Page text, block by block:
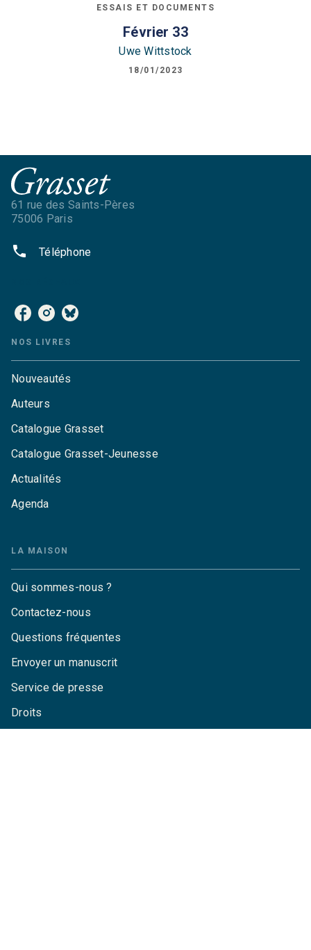
ESSAIS ET DOCUMENTS
Février 33
Uwe Wittstock
18/01/2023
61 rue des Saints-Pères
75006 Paris
phone Téléphone
NOS LIVRES
Nouveautés
Auteurs
Catalogue Grasset
Catalogue Grasset-Jeunesse
Actualités
Agenda
LA MAISON
Qui sommes-nous ?
Contactez-nous
Questions fréquentes
Envoyer un manuscrit
Service de presse
Droits